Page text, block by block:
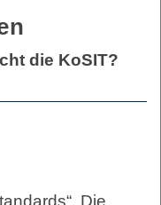
die KoSIT?
Die